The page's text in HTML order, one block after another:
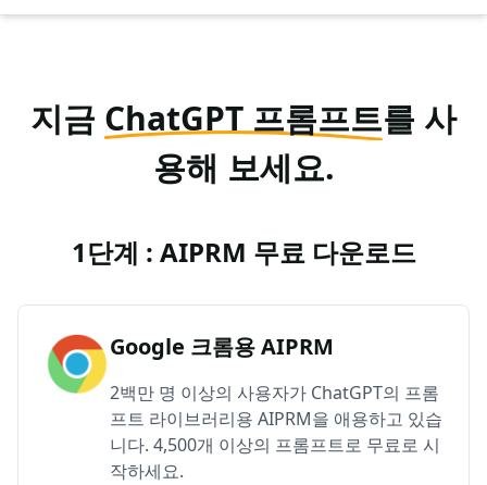
지금 ChatGPT 프롬프트를 사
용해 보세요.
1단계 : AIPRM 무료 다운로드
Google 크롬용 AIPRM
2백만 명 이상의 사용자가 ChatGPT의 프롬
프트 라이브러리용 AIPRM을 애용하고 있습
니다. 4,500개 이상의 프롬프트로 무료로 시
작하세요.